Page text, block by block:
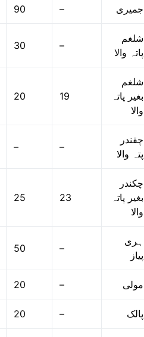
90 – جمیری
30 –
شلغم
پاتہ والا
20 19
شلغم
بغیر پاتہ
والا
– –
چقندر
پتہ والا
25 23
چکندر
بغیر پاتہ
والا
50 –
ہری
پیاز
20 – مولی
20 – پالک